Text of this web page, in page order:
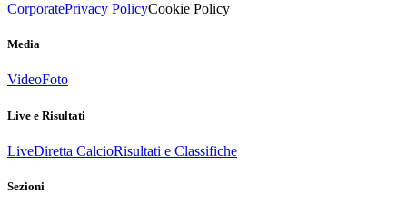
CorporatePrivacy PolicyCookie Policy
Media
VideoFoto
Live e Risultati
LiveDiretta CalcioRisultati e Classifiche
Sezioni